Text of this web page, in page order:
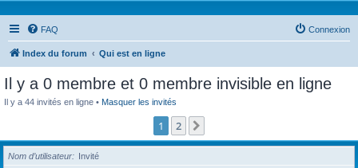
FAQ Connexion
Index du forum Qui est en ligne
Il y a 0 membre et 0 membre invisible en ligne
Il y a 44 invités en ligne • Masquer les invités
1 2
Nom d’utilisateur
Invité